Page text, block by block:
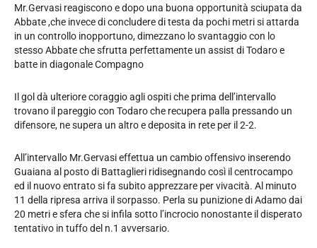
Mr.Gervasi reagiscono e dopo una buona opportunità sciupata da
Abbate ,che invece di concludere di testa da pochi metri si attarda
in un controllo inopportuno, dimezzano lo svantaggio con lo
stesso Abbate che sfrutta perfettamente un assist di Todaro e
batte in diagonale Compagno
Il gol dà ulteriore coraggio agli ospiti che prima dell’intervallo
trovano il pareggio con Todaro che recupera palla pressando un
difensore, ne supera un altro e deposita in rete per il 2-2.
All’intervallo Mr.Gervasi effettua un cambio offensivo inserendo
Guaiana al posto di Battaglieri ridisegnando così il centrocampo
ed il nuovo entrato si fa subito apprezzare per vivacità. Al minuto
11 della ripresa arriva il sorpasso. Perla su punizione di Adamo dai
20 metri e sfera che si infila sotto l’incrocio nonostante il disperato
tentativo in tuffo del n.1 avversario.